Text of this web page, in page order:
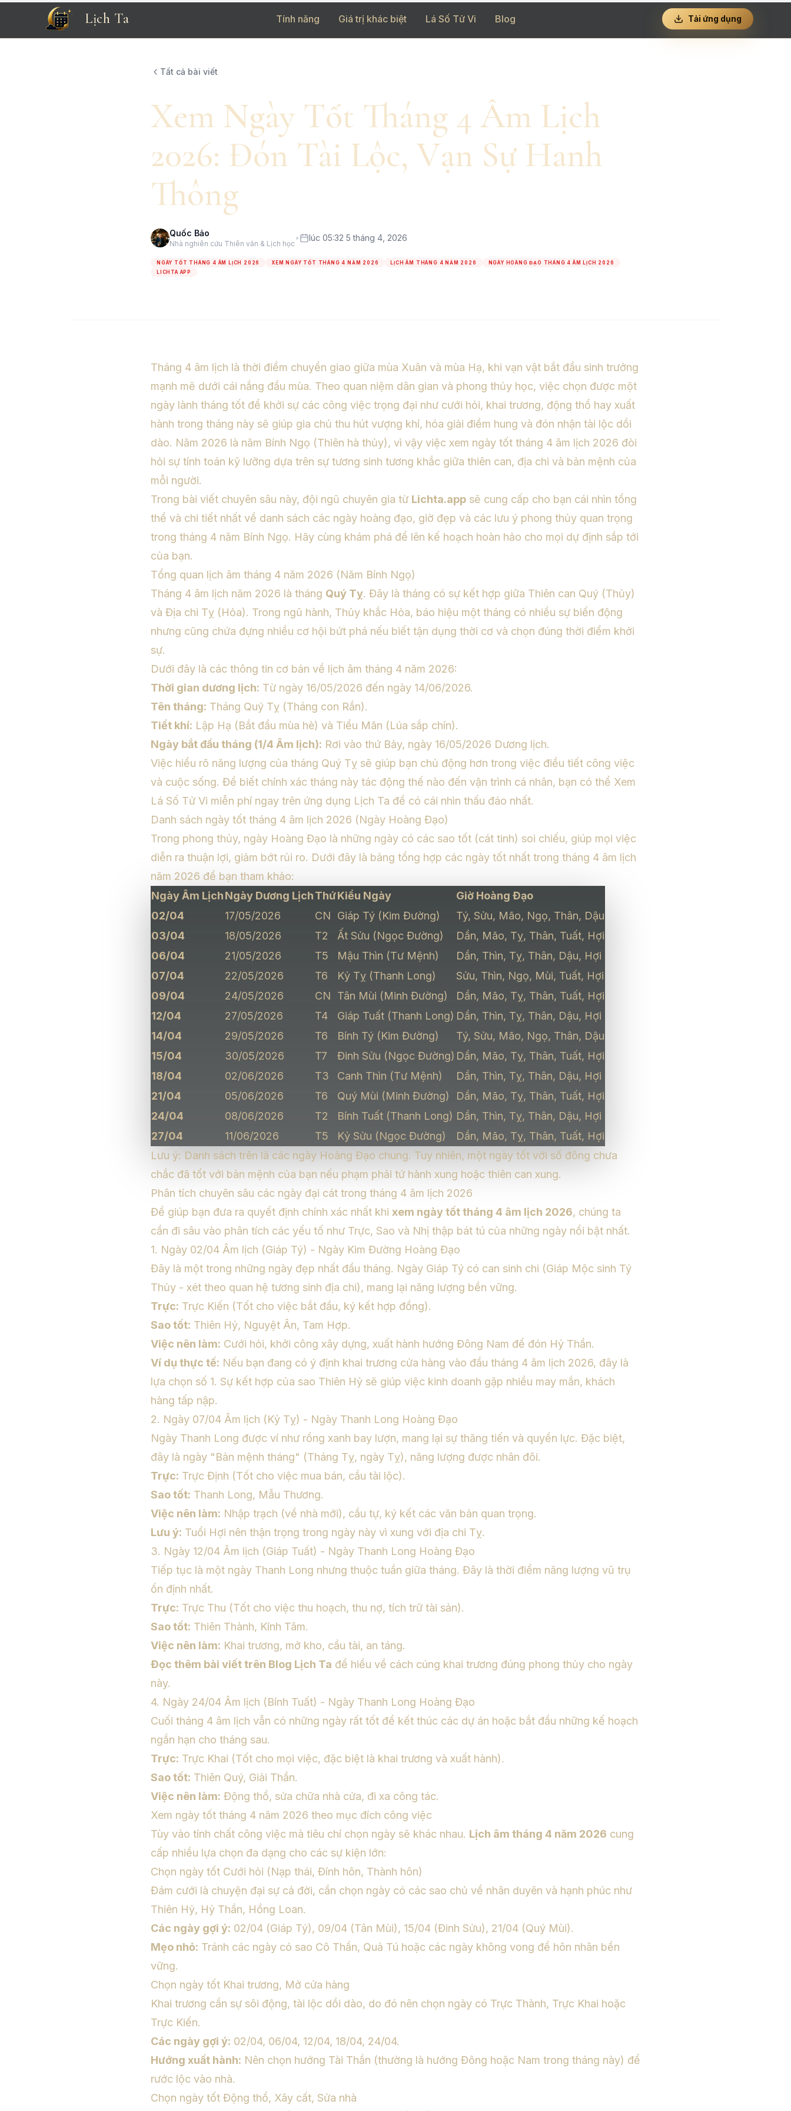
Lịch Ta Tính năng Giá trị khác biệt Lá Số Tử Vi Blog Tải ứng dụng
Tất cả bài viết
Xem Ngày Tốt Tháng 4 Âm Lịch
2026: Đón Tài Lộc, Vạn Sự Hanh
Thông
Quốc Bảo
Nhà nghiên cứu Thiên văn & Lịch học
• lúc 05:32 5 tháng 4, 2026
NGÀY TỐT THÁNG 4 ÂM LỊCH 2026 XEM NGÀY TỐT THÁNG 4 NĂM 2026 LỊCH ÂM THÁNG 4 NĂM 2026
NGÀY HOÀNG ĐẠO THÁNG 4 ÂM LỊCH 2026
LICHTA APP
Tháng 4 âm lịch là thời điểm chuyển giao giữa mùa Xuân và mùa Hạ, khi vạn vật bắt đầu sinh trưởng
mạnh mẽ dưới cái nắng đầu mùa. Theo quan niệm dân gian và phong thủy học, việc chọn được một
ngày lành tháng tốt để khởi sự các công việc trọng đại như cưới hỏi, khai trương, động thổ hay xuất
hành trong tháng này sẽ giúp gia chủ thu hút vượng khí, hóa giải điềm hung và đón nhận tài lộc dồi
dào. Năm 2026 là năm Bính Ngọ (Thiên hà thủy), vì vậy việc xem ngày tốt tháng 4 âm lịch 2026 đòi
hỏi sự tính toán kỹ lưỡng dựa trên sự tương sinh tương khắc giữa thiên can, địa chi và bản mệnh của
mỗi người.
Trong bài viết chuyên sâu này, đội ngũ chuyên gia từ Lichta.app sẽ cung cấp cho bạn cái nhìn tổng
thể và chi tiết nhất về danh sách các ngày hoàng đạo, giờ đẹp và các lưu ý phong thủy quan trọng
trong tháng 4 năm Bính Ngọ. Hãy cùng khám phá để lên kế hoạch hoàn hảo cho mọi dự định sắp tới
của bạn.
Tổng quan lịch âm tháng 4 năm 2026 (Năm Bính Ngọ)
Tháng 4 âm lịch năm 2026 là tháng Quý Tỵ. Đây là tháng có sự kết hợp giữa Thiên can Quý (Thủy)
và Địa chi Tỵ (Hỏa). Trong ngũ hành, Thủy khắc Hỏa, báo hiệu một tháng có nhiều sự biến động
nhưng cũng chứa đựng nhiều cơ hội bứt phá nếu biết tận dụng thời cơ và chọn đúng thời điểm khởi
sự.
Dưới đây là các thông tin cơ bản về lịch âm tháng 4 năm 2026:
Thời gian dương lịch: Từ ngày 16/05/2026 đến ngày 14/06/2026.
Tên tháng: Tháng Quý Tỵ (Tháng con Rắn).
Tiết khí: Lập Hạ (Bắt đầu mùa hè) và Tiểu Mãn (Lúa sắp chín).
Ngày bắt đầu tháng (1/4 Âm lịch): Rơi vào thứ Bảy, ngày 16/05/2026 Dương lịch.
Việc hiểu rõ năng lượng của tháng Quý Tỵ sẽ giúp bạn chủ động hơn trong việc điều tiết công việc
và cuộc sống. Để biết chính xác tháng này tác động thế nào đến vận trình cá nhân, bạn có thể Xem
Lá Số Tử Vi miễn phí ngay trên ứng dụng Lịch Ta để có cái nhìn thấu đáo nhất.
Danh sách ngày tốt tháng 4 âm lịch 2026 (Ngày Hoàng Đạo)
Trong phong thủy, ngày Hoàng Đạo là những ngày có các sao tốt (cát tinh) soi chiếu, giúp mọi việc
diễn ra thuận lợi, giảm bớt rủi ro. Dưới đây là bảng tổng hợp các ngày tốt nhất trong tháng 4 âm lịch
năm 2026 để bạn tham khảo:
Ngày Âm LịchNgày Dương LịchThứKiểu Ngày
Giờ Hoàng Đạo
02/04
17/05/2026 CN Giáp Tý (Kim Đường)
Tý, Sửu, Mão, Ngọ, Thân, Dậu
03/04
18/05/2026 T2 Ất Sửu (Ngọc Đường)
Dần, Mão, Tỵ, Thân, Tuất, Hợi
06/04
21/05/2026 T5 Mậu Thìn (Tư Mệnh)
Dần, Thìn, Tỵ, Thân, Dậu, Hợi
07/04
22/05/2026 T6 Kỷ Tỵ (Thanh Long)
Sửu, Thìn, Ngọ, Mùi, Tuất, Hợi
09/04
24/05/2026 CN Tân Mùi (Minh Đường)
Dần, Mão, Tỵ, Thân, Tuất, Hợi
12/04
27/05/2026 T4 Giáp Tuất (Thanh Long) Dần, Thìn, Tỵ, Thân, Dậu, Hợi
14/04
29/05/2026 T6 Bính Tý (Kim Đường)
Tý, Sửu, Mão, Ngọ, Thân, Dậu
15/04
30/05/2026 T7 Đinh Sửu (Ngọc Đường) Dần, Mão, Tỵ, Thân, Tuất, Hợi
18/04
02/06/2026 T3 Canh Thìn (Tư Mệnh)
Dần, Thìn, Tỵ, Thân, Dậu, Hợi
21/04
05/06/2026 T6 Quý Mùi (Minh Đường)
Dần, Mão, Tỵ, Thân, Tuất, Hợi
24/04
08/06/2026 T2 Bính Tuất (Thanh Long) Dần, Thìn, Tỵ, Thân, Dậu, Hợi
27/04
11/06/2026 T5 Kỷ Sửu (Ngọc Đường)
Dần, Mão, Tỵ, Thân, Tuất, Hợi
Lưu ý: Danh sách trên là các ngày Hoàng Đạo chung. Tuy nhiên, một ngày tốt với số đông chưa
chắc đã tốt với bản mệnh của bạn nếu phạm phải tứ hành xung hoặc thiên can xung.
Phân tích chuyên sâu các ngày đại cát trong tháng 4 âm lịch 2026
Để giúp bạn đưa ra quyết định chính xác nhất khi xem ngày tốt tháng 4 âm lịch 2026, chúng ta
cần đi sâu vào phân tích các yếu tố như Trực, Sao và Nhị thập bát tú của những ngày nổi bật nhất.
1. Ngày 02/04 Âm lịch (Giáp Tý) - Ngày Kim Đường Hoàng Đạo
Đây là một trong những ngày đẹp nhất đầu tháng. Ngày Giáp Tý có can sinh chi (Giáp Mộc sinh Tý
Thủy - xét theo quan hệ tương sinh địa chi), mang lại năng lượng bền vững.
Trực: Trực Kiến (Tốt cho việc bắt đầu, ký kết hợp đồng).
Sao tốt: Thiên Hỷ, Nguyệt Ân, Tam Hợp.
Việc nên làm: Cưới hỏi, khởi công xây dựng, xuất hành hướng Đông Nam để đón Hỷ Thần.
Ví dụ thực tế: Nếu bạn đang có ý định khai trương cửa hàng vào đầu tháng 4 âm lịch 2026, đây là
lựa chọn số 1. Sự kết hợp của sao Thiên Hỷ sẽ giúp việc kinh doanh gặp nhiều may mắn, khách
hàng tấp nập.
2. Ngày 07/04 Âm lịch (Kỷ Tỵ) - Ngày Thanh Long Hoàng Đạo
Ngày Thanh Long được ví như rồng xanh bay lượn, mang lại sự thăng tiến và quyền lực. Đặc biệt,
đây là ngày "Bản mệnh tháng" (Tháng Tỵ, ngày Tỵ), năng lượng được nhân đôi.
Trực: Trực Định (Tốt cho việc mua bán, cầu tài lộc).
Sao tốt: Thanh Long, Mẫu Thương.
Việc nên làm: Nhập trạch (về nhà mới), cầu tự, ký kết các văn bản quan trọng.
Lưu ý: Tuổi Hợi nên thận trọng trong ngày này vì xung với địa chi Tỵ.
3. Ngày 12/04 Âm lịch (Giáp Tuất) - Ngày Thanh Long Hoàng Đạo
Tiếp tục là một ngày Thanh Long nhưng thuộc tuần giữa tháng. Đây là thời điểm năng lượng vũ trụ
ổn định nhất.
Trực: Trực Thu (Tốt cho việc thu hoạch, thu nợ, tích trữ tài sản).
Sao tốt: Thiên Thành, Kính Tâm.
Việc nên làm: Khai trương, mở kho, cầu tài, an táng.
Đọc thêm bài viết trên Blog Lịch Ta để hiểu về cách cúng khai trương đúng phong thủy cho ngày
này.
4. Ngày 24/04 Âm lịch (Bính Tuất) - Ngày Thanh Long Hoàng Đạo
Cuối tháng 4 âm lịch vẫn có những ngày rất tốt để kết thúc các dự án hoặc bắt đầu những kế hoạch
ngắn hạn cho tháng sau.
Trực: Trực Khai (Tốt cho mọi việc, đặc biệt là khai trương và xuất hành).
Sao tốt: Thiên Quý, Giải Thần.
Việc nên làm: Động thổ, sửa chữa nhà cửa, đi xa công tác.
Xem ngày tốt tháng 4 năm 2026 theo mục đích công việc
Tùy vào tính chất công việc mà tiêu chí chọn ngày sẽ khác nhau. Lịch âm tháng 4 năm 2026 cung
cấp nhiều lựa chọn đa dạng cho các sự kiện lớn:
Chọn ngày tốt Cưới hỏi (Nạp thái, Đính hôn, Thành hôn)
Đám cưới là chuyện đại sự cả đời, cần chọn ngày có các sao chủ về nhân duyên và hạnh phúc như
Thiên Hỷ, Hỷ Thần, Hồng Loan.
Các ngày gợi ý: 02/04 (Giáp Tý), 09/04 (Tân Mùi), 15/04 (Đinh Sửu), 21/04 (Quý Mùi).
Mẹo nhỏ: Tránh các ngày có sao Cô Thần, Quả Tú hoặc các ngày không vong để hôn nhân bền
vững.
Chọn ngày tốt Khai trương, Mở cửa hàng
Khai trương cần sự sôi động, tài lộc dồi dào, do đó nên chọn ngày có Trực Thành, Trực Khai hoặc
Trực Kiến.
Các ngày gợi ý: 02/04, 06/04, 12/04, 18/04, 24/04.
Hướng xuất hành: Nên chọn hướng Tài Thần (thường là hướng Đông hoặc Nam trong tháng này) để
rước lộc vào nhà.
Chọn ngày tốt Động thổ, Xây cất, Sửa nhà